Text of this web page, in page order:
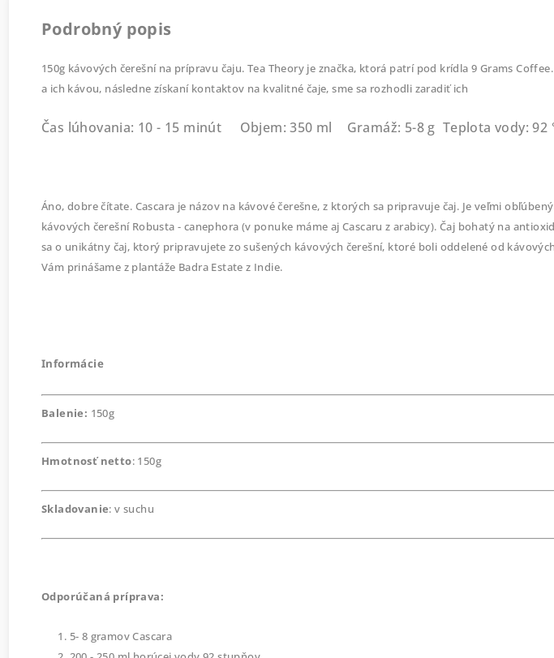
Podrobný popis
150g kávových čerešní na prípravu čaju. Tea Theory je značka, ktorá patrí pod krídla 9 Grams
a ich kávou, následne získaní kontaktov na kvalitné čaje, sme sa rozhodli zaradiť ich
Čas lúhovania: 10 - 15 minút Objem: 350 ml Gramáž: 5-8 g Teplota vody: 92
Áno, dobre čítate. Cascara je názov na kávové čerešne, z ktorých sa pripravuje čaj. Je veľmi
kávových čerešní Robusta - canephora (v ponuke máme aj Cascaru z arabicy). Čaj bohatý na
sa o unikátny čaj, ktorý pripravujete zo sušených kávových čerešní, ktoré boli oddelené od
Vám prinášame z plantáže Badra Estate z Indie.
Informácie
Balenie: 150g
Hmotnosť netto: 150g
Skladovanie: v suchu
Odporúčaná príprava:
1. 5- 8 gramov Cascara